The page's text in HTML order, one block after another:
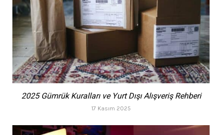
2025 Gümrük Kuralları ve Yurt Dışı Alışveriş Rehberi
17 Kasım 2025